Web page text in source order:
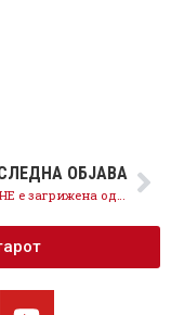
ОБЈАВА
ВМРО-ДПМНЕ е загрижена од осудите на палењето фотографии од политички лидери, признава ли дека стои позади тој антидемократски чин?